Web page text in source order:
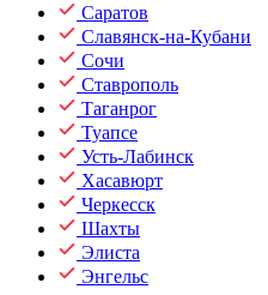
Саратов
Славянск-на-Кубани
Сочи
Ставрополь
Таганрог
Туапсе
Усть-Лабинск
Хасавюрт
Черкесск
Шахты
Элиста
Энгельс